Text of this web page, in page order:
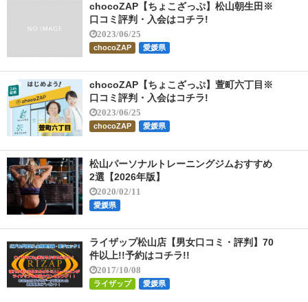
chocoZAP【ちょこざっぷ】松山朝生田※
口コミ評判・入会はコチラ!
2023/06/25
chocoZAP 愛媛県
chocoZAP【ちょこざっぷ】萱町六丁目※
口コミ評判・入会はコチラ!
2023/06/25
chocoZAP 愛媛県
松山パーソナルトレーニングジムおすすめ
2選【2026年版】
2020/02/11
愛媛県
ライザップ松山店【男女口コミ・評判】70
件以上!!予約はコチラ!!
2017/10/08
ライザップ 愛媛県